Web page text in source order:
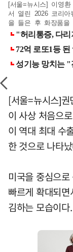
[서울=뉴시스] 이영
서 열린 2026 코리아
을 들은 후 화장품을
[서울=뉴시스]
이 사상 처음으
이 역대 최대 수
한 것으로 나타
미국을 중심으
빠르게 확대되
김하는 모습이다.